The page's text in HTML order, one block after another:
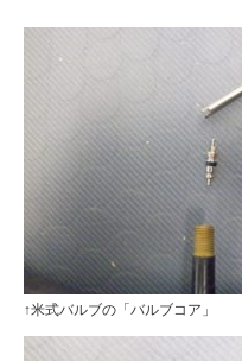
↑米式バルブの「バルブコア」